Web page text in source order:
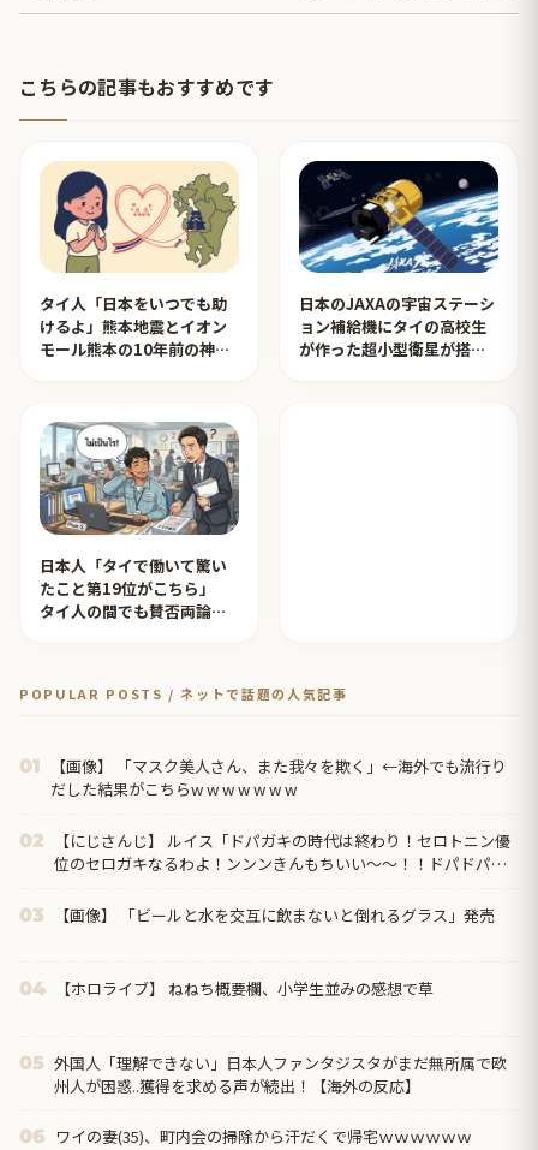
こちらの記事もおすすめです
タイ人「日本をいつでも助
けるよ」熊本地震とイオン
モール熊本の10年前の神対
日本のJAXAの宇宙ステーシ
ョン補給機にタイの高校生
が作った超小型衛星が搭載
日本人「タイで働いて驚い
たこと第19位がこちら」
タイ人の間でも賛否両論
POPULAR POSTS / ネットで話題の人気記事
01
【画像】 「マスク美人さん、また我々を欺く」←海外でも流行り
だした結果がこちらw w w w w w w
02
【にじさんじ】 ルイス「ドパガキの時代は終わり！セロトニン優
位のセロガキなるわよ！ンンンきんもちいい〜〜！！ドパドパド
03 【画像】 「ビールと水を交互に飲まないと倒れるグラス」発売
04 【ホロライブ】 ねねち概要欄、小学生並みの感想で草
05 外国人「理解できない」日本人ファンタジスタがまだ無所属で欧
州人が困惑..獲得を求める声が続出！【海外の反応】
06 ワイの妻(35)、町内会の掃除から汗だくで帰宅ｗｗｗｗｗｗ